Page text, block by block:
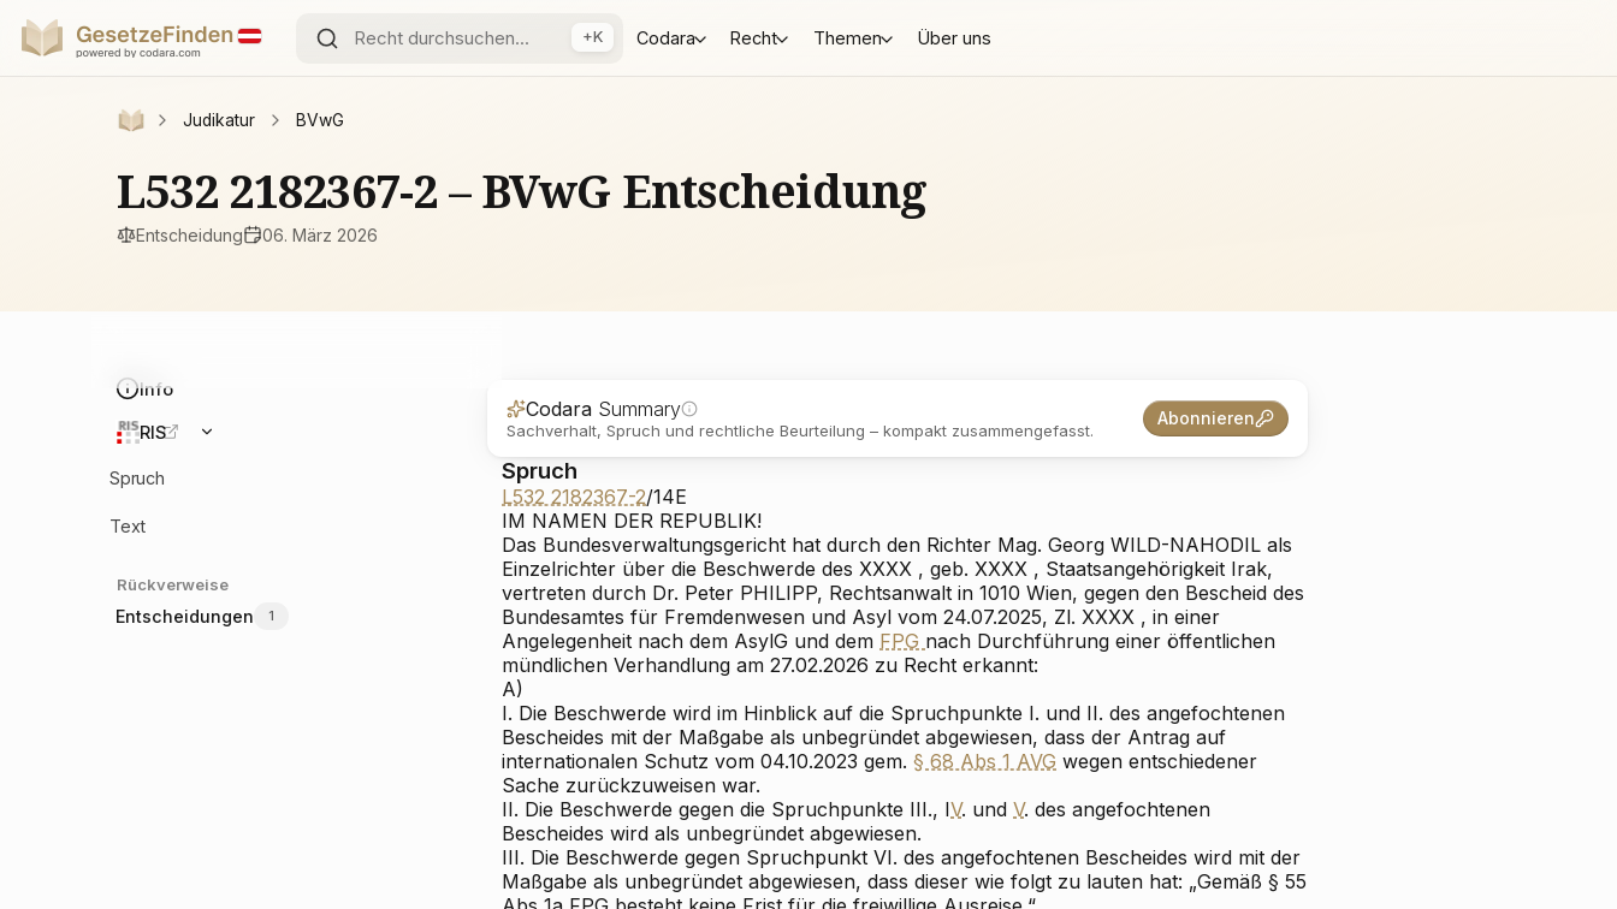
+K Codara Recht Themen Über uns
Judikatur BVwG
L532 2182367-2 – BVwG Entscheidung
Entscheidung 06. März 2026
Info
RIS
Spruch
Text
Rückverweise
Entscheidungen 1
Codara Summary
Sachverhalt, Spruch und rechtliche Beurteilung – kompakt zusammengefasst.
Abonnieren
Spruch
L532 2182367-2/14E
IM NAMEN DER REPUBLIK!
Das Bundesverwaltungsgericht hat durch den Richter Mag. Georg WILD-NAHODIL als
Einzelrichter über die Beschwerde des XXXX , geb. XXXX , Staatsangehörigkeit Irak,
vertreten durch Dr. Peter PHILIPP, Rechtsanwalt in 1010 Wien, gegen den Bescheid des
Bundesamtes für Fremdenwesen und Asyl vom 24.07.2025, Zl. XXXX , in einer
Angelegenheit nach dem AsylG und dem FPG nach Durchführung einer öffentlichen
mündlichen Verhandlung am 27.02.2026 zu Recht erkannt:
A)
I. Die Beschwerde wird im Hinblick auf die Spruchpunkte I. und II. des angefochtenen
Bescheides mit der Maßgabe als unbegründet abgewiesen, dass der Antrag auf
internationalen Schutz vom 04.10.2023 gem. § 68 Abs 1 AVG wegen entschiedener
Sache zurückzuweisen war.
II. Die Beschwerde gegen die Spruchpunkte III., IV. und V. des angefochtenen
Bescheides wird als unbegründet abgewiesen.
III. Die Beschwerde gegen Spruchpunkt VI. des angefochtenen Bescheides wird mit der
Maßgabe als unbegründet abgewiesen, dass dieser wie folgt zu lauten hat: „Gemäß § 55